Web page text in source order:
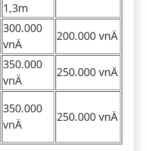
1,3m
300.000
vnÄ
200.000 vnÄ
350.000
vnÄ
250.000 vnÄ
350.000
vnÄ
250.000 vnÄ